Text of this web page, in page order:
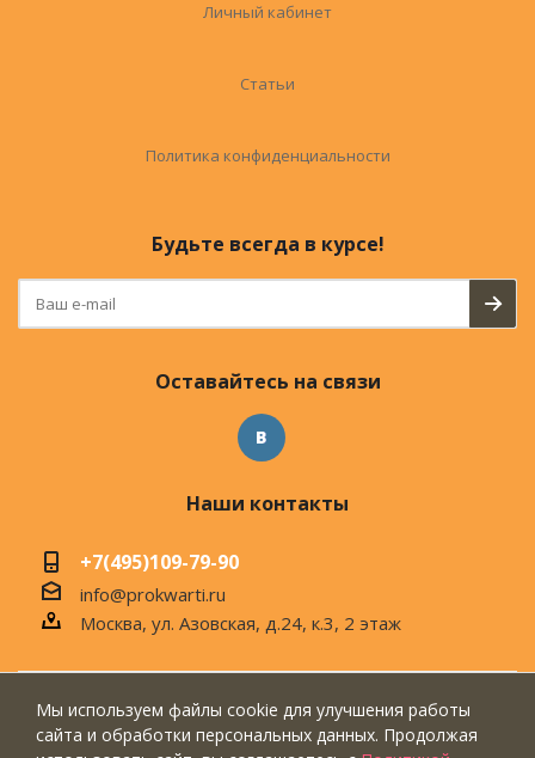
Личный кабинет
Статьи
Политика конфиденциальности
Будьте всегда в курсе!
Оставайтесь на связи
Наши контакты
+7(495)109-79-90
info@prokwarti.ru
Москва, ул. Азовская, д.24, к.3, 2 этаж
© 2026 Магазин современного интерьера
"ПроКвартиРу"
Мы используем файлы cookie для улучшения работы
сайта и обработки персональных данных. Продолжая